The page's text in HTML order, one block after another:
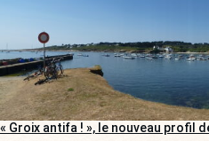
« Groix antifa ! », le nouveau profil